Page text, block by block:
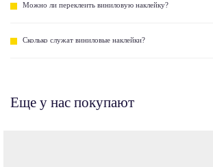
Можно ли переклеить виниловую наклейку?
Сколько служат виниловые наклейки?
Еще у нас покупают